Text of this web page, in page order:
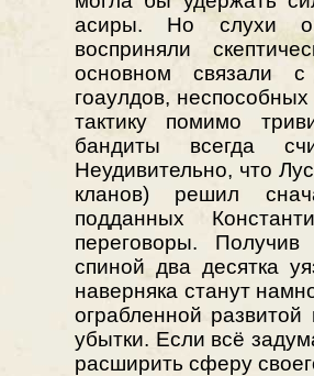
асиры. Но слухи
восприняли
основном связали с
гоаулдов,
тактику помимо
бандиты всегда
Неудивительно, что
кланов) решил
подданных
переговоры.
спиной два десятка
наверняка станут
ограбленной
убытки. Если всё
расширить сферу